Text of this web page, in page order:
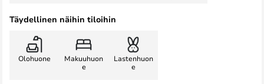
Täydellinen näihin tiloihin
Olohuone
Makuuhuon
e
Lastenhuon
e